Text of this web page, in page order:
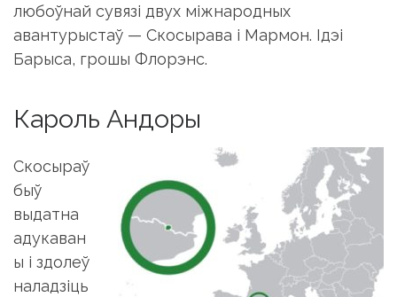
Барыса, грошы Флорэнс.
Кароль Андоры
Скосыраў
выдатна
адукаван
ы і здолеў
наладзіць
сувязі ў
арыстакр